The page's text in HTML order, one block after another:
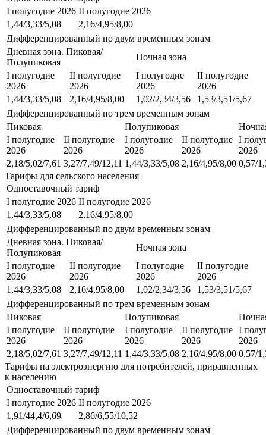
I полугодие 2026 II полугодие 2026
1,44/3,33/5,08
2,16/4,95/8,00
Дифференцированный по двум временным зонам
Дневная зона. Пиковая/
Полупиковая
Ночная зона
I полугодие
2026
II полугодие
2026
I полугодие
2026
II полугодие
2026
1,44/3,33/5,08
2,16/4,95/8,00 1,02/2,34/3,56
1,53/3,51/5,67
Дифференцированный по трем временным зонам
Пиковая
Полупиковая
I полугодие
2026
II полугодие
2026
I полугодие
2026
II полугодие
2026
I
2026
2,18/5,02/7,61 3,27/7,49/12,11 1,44/3,33/5,08 2,16/4,95/8,00 0,57/
Тарифы для сельского населения
Одноставочный тариф
I полугодие 2026 II полугодие 2026
1,44/3,33/5,08
2,16/4,95/8,00
Дифференцированный по двум временным зонам
Дневная зона. Пиковая/
Полупиковая
Ночная зона
I полугодие
2026
II полугодие
2026
I полугодие
2026
II полугодие
2026
1,44/3,33/5,08
2,16/4,95/8,00 1,02/2,34/3,56
1,53/3,51/5,67
Дифференцированный по трем временным зонам
Пиковая
Полупиковая
I полугодие
2026
II полугодие
2026
I полугодие
2026
II полугодие
2026
I
2026
2,18/5,02/7,61 3,27/7,49/12,11 1,44/3,33/5,08 2,16/4,95/8,00 0,57/
Тарифы на электроэнергию для потребителей, приравненных
к населению
Одноставочный тариф
I полугодие 2026 II полугодие 2026
1,91/44,4/6,69
2,86/6,55/10,52
Дифференцированный по двум временным зонам